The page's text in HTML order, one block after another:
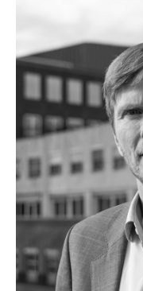
leading fertilizer
Yara was as VP
Global Projects.
manager for the
Ellen spent four
international
responsible for
Asia. Ellen has
positions at Norsk
member for
Norway and